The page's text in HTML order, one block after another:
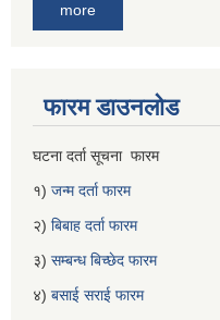
more
फारम डाउनलोड
घटना दर्ता सूचना फारम
१) जन्म दर्ता फारम
२) बिबाह दर्ता फारम
३) सम्बन्ध बिच्छेद फारम
४) बसाई सराई फारम